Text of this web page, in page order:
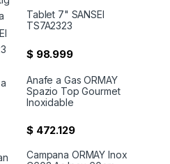
Tablet 7" SANSEI
TS7A2323
$98.999
Anafe a Gas ORMAY
Spazio Top Gourmet
Inoxidable
$472.129
Campana ORMAY Inox